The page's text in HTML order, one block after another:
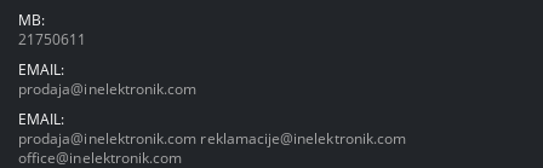
MB:
21750611
EMAIL:
prodaja@inelektronik.com
EMAIL:
prodaja@inelektronik.com reklamacije@inelektronik.com
office@inelektronik.com